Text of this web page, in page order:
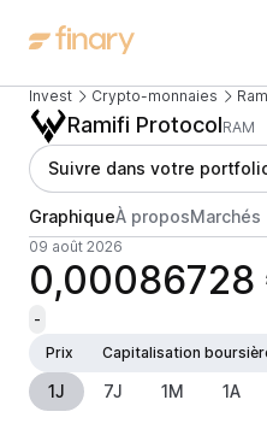
Invest Crypto-monnaies
Ramifi ProtocolRAM
Suivre dans votre
GraphiqueÀ proposMarchés
09 août 2026
0,00086728
-
Prix
Capitalisation
1J 7J 1M 1A